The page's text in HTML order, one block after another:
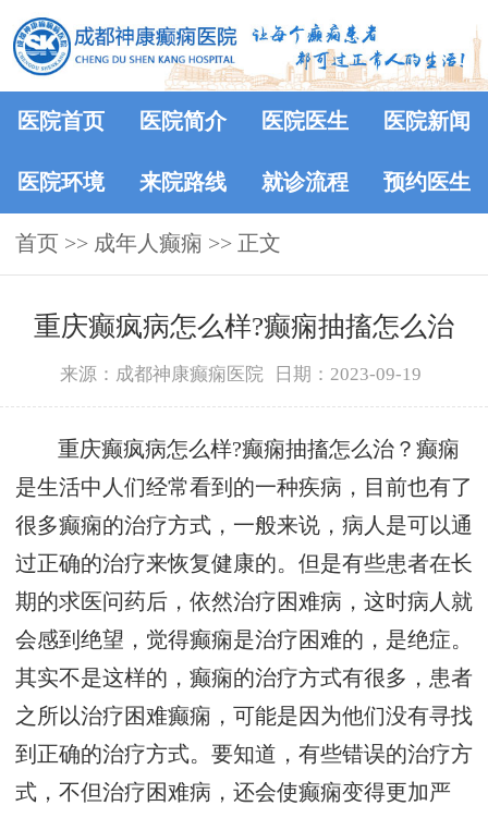
医院首页 医院简介 医院医生 医院新闻
医院环境 来院路线 就诊流程 预约医生
首页 >> 成年人癫痫 >> 正文
重庆癫疯病怎么样?癫痫抽搐怎么治
来源：成都神康癫痫医院 日期：2023-09-19
重庆癫疯病怎么样?癫痫抽搐怎么治？癫痫
是生活中人们经常看到的一种疾病，目前也有了
很多癫痫的治疗方式，一般来说，病人是可以通
过正确的治疗来恢复健康的。但是有些患者在长
期的求医问药后，依然治疗困难病，这时病人就
会感到绝望，觉得癫痫是治疗困难的，是绝症。
其实不是这样的，癫痫的治疗方式有很多，患者
之所以治疗困难癫痫，可能是因为他们没有寻找
到正确的治疗方式。要知道，有些错误的治疗方
式，不但治疗困难病，还会使癫痫变得更加严